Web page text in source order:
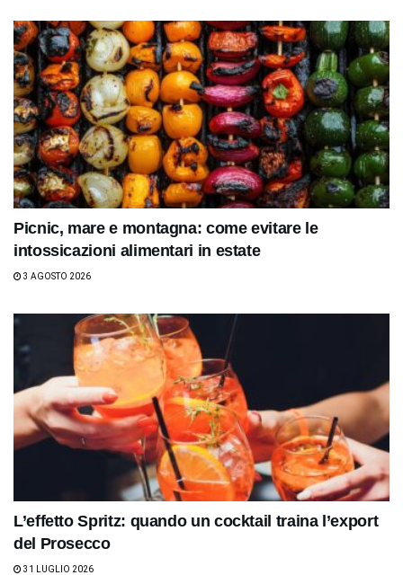
Picnic, mare e montagna: come evitare le
intossicazioni alimentari in estate
3 AGOSTO 2026
L’effetto Spritz: quando un cocktail traina l’export
del Prosecco
31 LUGLIO 2026